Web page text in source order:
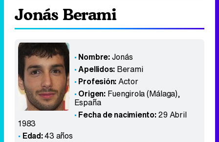
Jonás Berami
Nombre:Jonás
Apellidos: Berami
Profesión:Actor
Origen: Fuengirola (Málaga),
España
Fecha de nacimiento:29 Abril
1983
Edad:43 años